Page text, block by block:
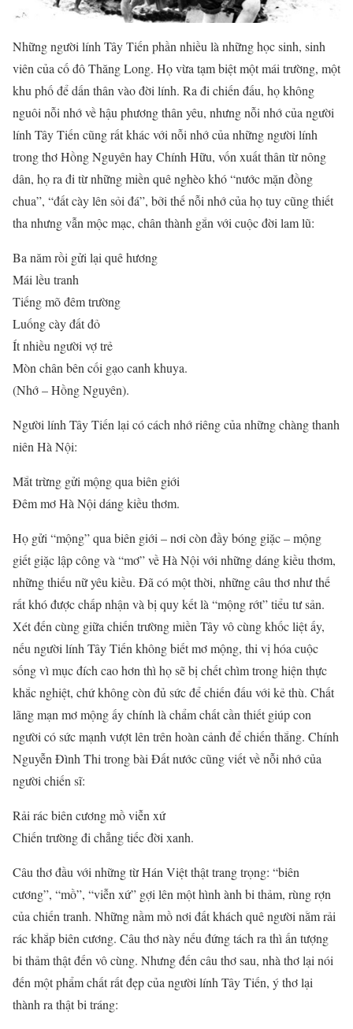
Những người lính Tây Tiến phần nhiều là những học sinh, sinh
viên của cố đô Thăng Long. Họ vừa tạm biệt một mái trường, một
khu phố để dấn thân vào đời lính. Ra đi chiến đấu, họ không
nguôi nỗi nhớ về hậu phương thân yêu, nhưng nỗi nhớ của người
lính Tây Tiến cũng rất khác với nỗi nhớ của những người lính
trong thơ Hồng Nguyên hay Chính Hữu, vốn xuất thân từ nông
dân, họ ra đi từ những miền quê nghèo khó “nước mặn đồng
chua”, “đất cày lên sỏi đá”, bởi thế nỗi nhớ của họ tuy cũng thiết
tha nhưng vẫn mộc mạc, chân thành gắn với cuộc đời lam lũ:
Ba năm rồi gửi lại quê hương
Mái lều tranh
Tiếng mõ đêm trường
Luống cày đất đỏ
Ít nhiều người vợ trẻ
Mòn chân bên cối gạo canh khuya.
(Nhớ – Hồng Nguyên).
Người lính Tây Tiến lại có cách nhớ riêng của những chàng thanh
niên Hà Nội:
Mắt trừng gửi mộng qua biên giới
Đêm mơ Hà Nội dáng kiều thơm.
Họ gửi “mộng” qua biên giới – nơi còn đầy bóng giặc – mộng
giết giặc lập công và “mơ” về Hà Nội với những dáng kiều thơm,
những thiếu nữ yêu kiều. Đã có một thời, những câu thơ như thế
rất khó được chấp nhận và bị quy kết là “mộng rớt” tiểu tư sản.
Xét đến cùng giữa chiến trường miền Tây vô cùng khốc liệt ấy,
nếu người lính Tây Tiến không biết mơ mộng, thi vị hóa cuộc
sống vì mục đích cao hơn thì họ sẽ bị chết chìm trong hiện thực
khắc nghiệt, chứ không còn đủ sức để chiến đấu với kẻ thù. Chất
lãng mạn mơ mộng ấy chính là chẩm chất cần thiết giúp con
người có sức mạnh vượt lên trên hoàn cảnh để chiến thắng. Chính
Nguyễn Đình Thi trong bài Đất nước cũng viết về nỗi nhớ của
người chiến sĩ:
Rải rác biên cương mồ viễn xứ
Chiến trường đi chẳng tiếc đời xanh.
Câu thơ đầu với những từ Hán Việt thật trang trọng: “biên
cương”, “mồ”, “viễn xứ” gợi lên một hình ành bi thảm, rùng rợn
của chiến tranh. Những nầm mồ nơi đất khách quê người nằm rải
rác khắp biên cương. Câu thơ này nếu đứng tách ra thì ấn tượng
bi thảm thật đến vô cùng. Nhưng đến câu thơ sau, nhà thơ lại nói
đến một phẩm chất rất đẹp của người lính Tây Tiến, ý thơ lại
thành ra thật bi tráng: